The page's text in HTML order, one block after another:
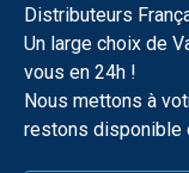
Distributeurs
Un large choix de
vous en 24h !
Nous mettons à
restons disponible